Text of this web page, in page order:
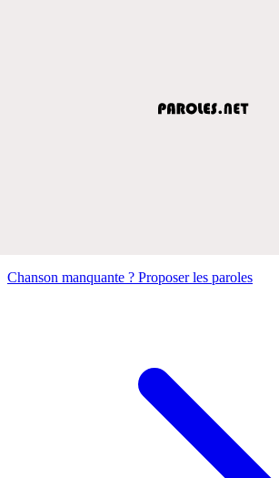
Chanson manquante ? Proposer les paroles